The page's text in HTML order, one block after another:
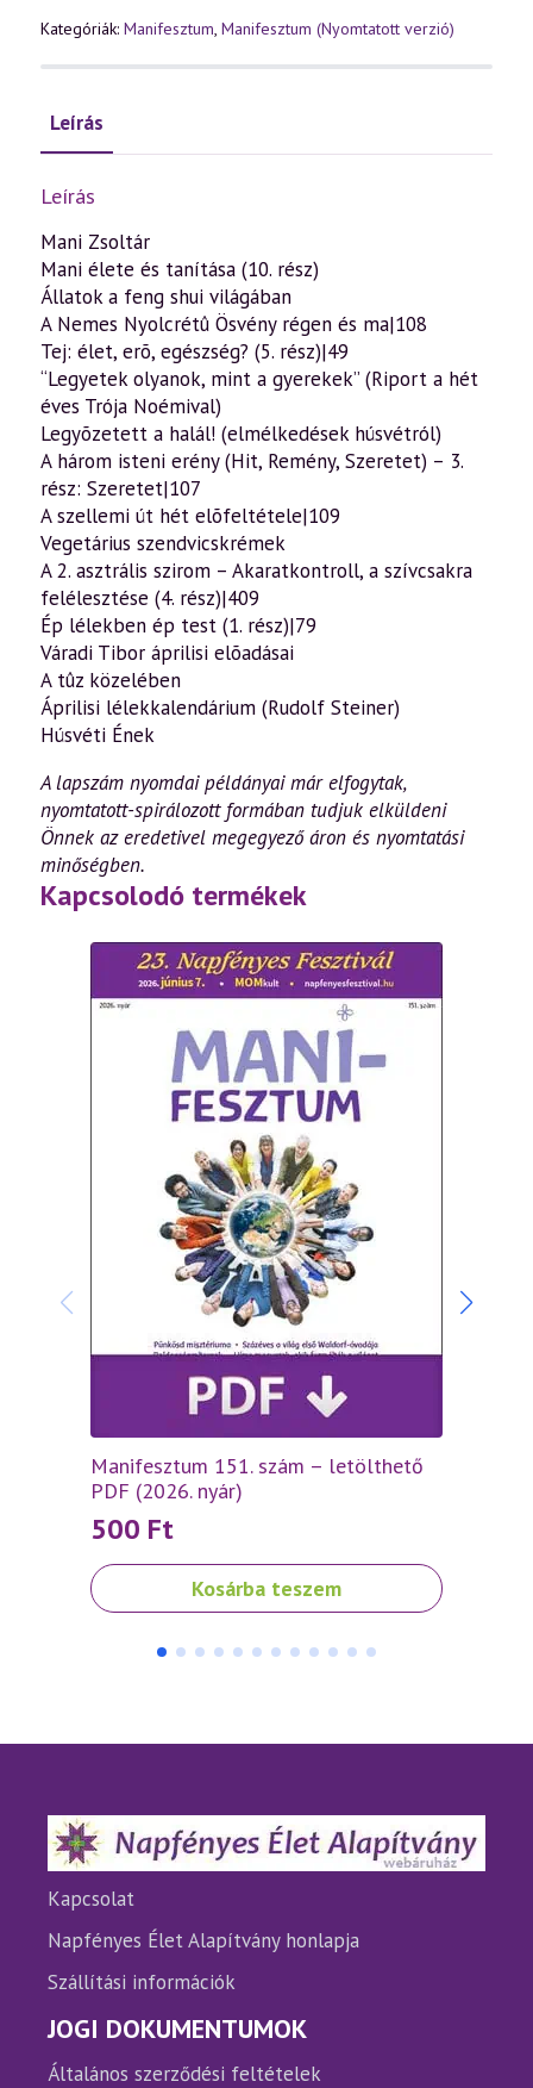
mennyiség
Kategóriák: Manifesztum, Manifesztum (Nyomtatott verzió)
Leírás
Leírás
Mani Zsoltár
Mani élete és tanítása (10. rész)
Állatok a feng shui világában
A Nemes Nyolcrétû Ösvény régen és ma|108
Tej: élet, erõ, egészség? (5. rész)|49
“Legyetek olyanok, mint a gyerekek” (Riport a hét
éves Trója Noémival)
Legyõzetett a halál! (elmélkedések húsvétról)
A három isteni erény (Hit, Remény, Szeretet) – 3.
rész: Szeretet|107
A szellemi út hét elõfeltétele|109
Vegetárius szendvicskrémek
A 2. asztrális szirom – Akaratkontroll, a szívcsakra
felélesztése (4. rész)|409
Ép lélekben ép test (1. rész)|79
Váradi Tibor áprilisi elõadásai
A tûz közelében
Áprilisi lélekkalendárium (Rudolf Steiner)
Húsvéti Ének
A lapszám nyomdai példányai már elfogytak,
nyomtatott-spirálozott formában tudjuk elküldeni
Önnek az eredetivel megegyező áron és nyomtatási
minőségben.
Kapcsolodó termékek
Manifesztum 151. szám – letölthető
PDF (2026. nyár)
500 Ft
Kosárba teszem
Kapcsolat
Napfényes Élet Alapítvány honlapja
Szállítási információk
JOGI DOKUMENTUMOK
Általános szerződési feltételek